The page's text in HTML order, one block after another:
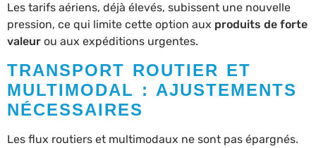
Les tarifs aériens, déjà élevés, subissent une nouvelle
pression, ce qui limite cette option aux produits de forte
valeur ou aux expéditions urgentes.
TRANSPORT ROUTIER ET
MULTIMODAL : AJUSTEMENTS
NÉCESSAIRES
Les flux routiers et multimodaux ne sont pas épargnés.